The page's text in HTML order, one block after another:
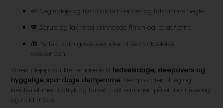
🌱 Neglepleje og file til blide hænder og følsomme negle
💖 Scrub og lak med skinnende finish og let at fjerne
🎁 Perfekt som gaveidéer eller til selvforkælelse i
weekenden
Vores plejeprodukter er ideelle tilfødselsdage, sleepovers og
hyggelige spa-dage derhjemme . De opfordrer til leg og
kreativitet med udtryk og farver – alt sammen på en børnevenlig
og mild måde.